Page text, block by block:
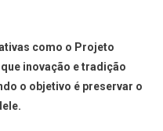
como o Projeto
inovação e tradição
o objetivo é preservar o